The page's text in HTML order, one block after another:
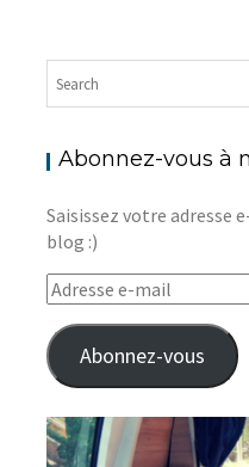
Abonnez-vous à
Saisissez votre adresse
blog :)
Adresse
e-
mail
Abonnez-vous